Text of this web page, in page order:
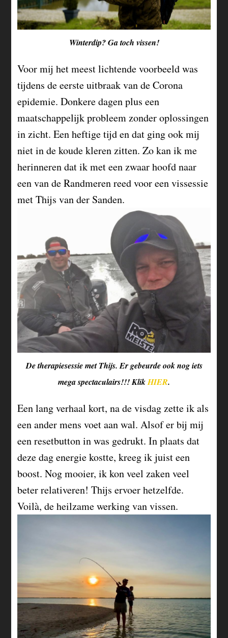
Winterdip? Ga toch vissen!
Voor mij het meest lichtende voorbeeld was
tijdens de eerste uitbraak van de Corona
epidemie. Donkere dagen plus een
maatschappelijk probleem zonder oplossingen
in zicht. Een heftige tijd en dat ging ook mij
niet in de koude kleren zitten. Zo kan ik me
herinneren dat ik met een zwaar hoofd naar
een van de Randmeren reed voor een vissessie
met Thijs van der Sanden.
De therapiesessie met Thijs. Er gebeurde ook nog iets
mega spectaculairs!!! KlikHIER.
Een lang verhaal kort, na de visdag zette ik als
een ander mens voet aan wal. Alsof er bij mij
een resetbutton in was gedrukt. In plaats dat
deze dag energie kostte, kreeg ik juist een
boost. Nog mooier, ik kon veel zaken veel
beter relativeren! Thijs ervoer hetzelfde.
Voilà, de heilzame werking van vissen.